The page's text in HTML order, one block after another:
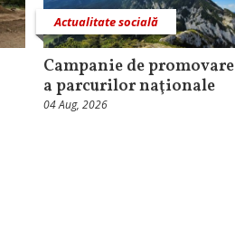
Actualitate socială
Campanie de promovare
a parcurilor naţionale
04 Aug, 2026